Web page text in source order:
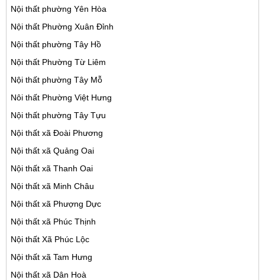
Nội thất phường Yên Hòa
Nội thất Phường Xuân Đỉnh
Nội thất phường Tây Hồ
Nội thất Phường Từ Liêm
Nội thất phường Tây Mỗ
Nôi thất Phường Việt Hưng
Nội thất phường Tây Tựu
Nội thất xã Đoài Phương
Nội thất xã Quảng Oai
Nội thất xã Thanh Oai
Nội thất xã Minh Châu
Nội thất xã Phượng Dực
Nội thất xã Phúc Thịnh
Nội thất Xã Phúc Lộc
Nội thất xã Tam Hưng
Nội thất xã Dân Hoà